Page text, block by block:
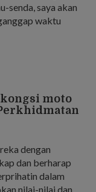
senda, saya akan
waktu
moto
dengan
dan berharap
dalam
nilai-nilai dan